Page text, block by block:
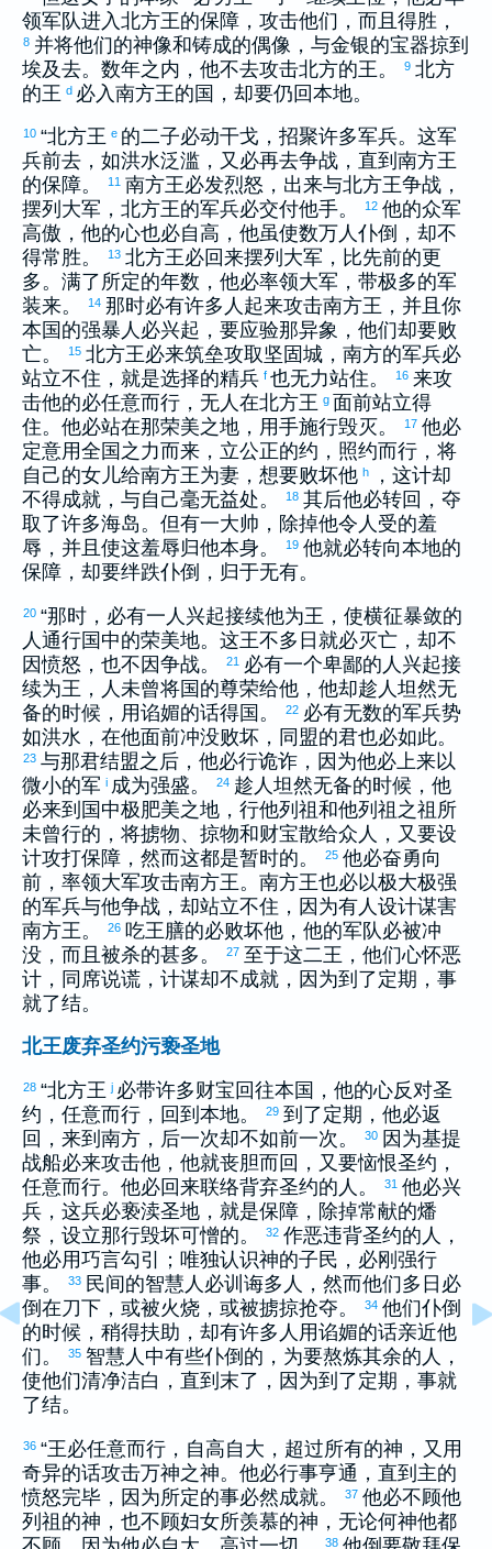
领军队进入北方王的保障，攻击他们，而且得胜，
8 并将他们的神像和铸成的偶像，与金银的宝器掠到
埃及去。数年之内，他不去攻击北方的王。 9 北方
的王 d 必入南方王的国，却要仍回本地。
10 “北方王 e 的二子必动干戈，招聚许多军兵。这军
兵前去，如洪水泛滥，又必再去争战，直到南方王
的保障。
11 南方王必发烈怒，出来与北方王争战，
摆列大军，北方王的军兵必交付他手。
12 他的众军
高傲，他的心也必自高，他虽使数万人仆倒，却不
得常胜。
13 北方王必回来摆列大军，比先前的更
多。满了所定的年数，他必率领大军，带极多的军
装来。
14 那时必有许多人起来攻击南方王，并且你
本国的强暴人必兴起，要应验那异象，他们却要败
亡。
15 北方王必来筑垒攻取坚固城，南方的军兵必
站立不住，就是选择的精兵 f 也无力站住。 16 来攻
击他的必任意而行，无人在北方王 g 面前站立得
住。他必站在那荣美之地，用手施行毁灭。
17 他必
定意用全国之力而来，立公正的约，照约而行，将
自己的女儿给南方王为妻，想要败坏他 h
，这计却
不得成就，与自己毫无益处。
18 其后他必转回，夺
取了许多海岛。但有一大帅，除掉他令人受的羞
辱，并且使这羞辱归他本身。
19 他就必转向本地的
保障，却要绊跌仆倒，归于无有。
20 “那时，必有一人兴起接续他为王，使横征暴敛的
人通行国中的荣美地。这王不多日就必灭亡，却不
因愤怒，也不因争战。
21 必有一个卑鄙的人兴起接
续为王，人未曾将国的尊荣给他，他却趁人坦然无
备的时候，用谄媚的话得国。
22 必有无数的军兵势
如洪水，在他面前冲没败坏，同盟的君也必如此。
23 与那君结盟之后，他必行诡诈，因为他必上来以
微小的军 i 成为强盛。 24 趁人坦然无备的时候，他
必来到国中极肥美之地，行他列祖和他列祖之祖所
未曾行的，将掳物、掠物和财宝散给众人，又要设
计攻打保障，然而这都是暂时的。
25 他必奋勇向
前，率领大军攻击南方王。南方王也必以极大极强
的军兵与他争战，却站立不住，因为有人设计谋害
南方王。
26 吃王膳的必败坏他，他的军队必被冲
没，而且被杀的甚多。
27 至于这二王，他们心怀恶
计，同席说谎，计谋却不成就，因为到了定期，事
就了结。
北王废弃圣约污亵圣地
28 “北方王 j 必带许多财宝回往本国，他的心反对圣
约，任意而行，回到本地。
29 到了定期，他必返
回，来到南方，后一次却不如前一次。
30 因为基提
战船必来攻击他，他就丧胆而回，又要恼恨圣约，
任意而行。他必回来联络背弃圣约的人。
31 他必兴
兵，这兵必亵渎圣地，就是保障，除掉常献的燔
祭，设立那行毁坏可憎的。
32 作恶违背圣约的人，
他必用巧言勾引；唯独认识神的子民，必刚强行
事。
33 民间的智慧人必训诲多人，然而他们多日必
倒在刀下，或被火烧，或被掳掠抢夺。
34 他们仆倒
的时候，稍得扶助，却有许多人用谄媚的话亲近他
们。
35 智慧人中有些仆倒的，为要熬炼其余的人，
使他们清净洁白，直到末了，因为到了定期，事就
了结。
36 “王必任意而行，自高自大，超过所有的神，又用
奇异的话攻击万神之神。他必行事亨通，直到主的
愤怒完毕，因为所定的事必然成就。
37 他必不顾他
列祖的神，也不顾妇女所羡慕的神，无论何神他都
38